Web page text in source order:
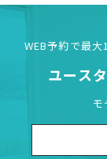
WEB予約で最
ユース